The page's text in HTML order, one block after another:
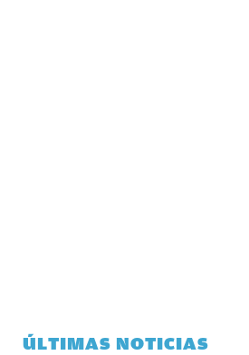
ÚLTIMAS NOTICIAS